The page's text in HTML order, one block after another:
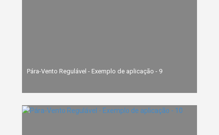
Pára-Vento Regulável - Exemplo de aplicação - 9